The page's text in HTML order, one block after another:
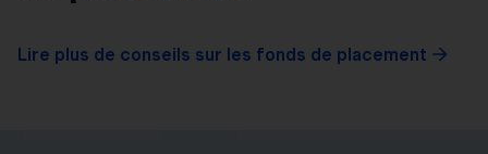
Lire plus de conseils sur les fonds de placement